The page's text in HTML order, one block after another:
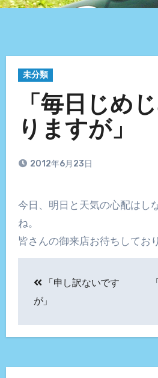
未分類
「毎日じめ
りますが」
2012年6月23日
今日、明日と天気の心配はしなくてすみそうです
ね。
皆さんの御来店お待ちしてお
稿
ビ
ゲ
「申し訳ないです
が」